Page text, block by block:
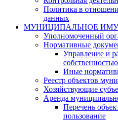
Политика в
данных
МУНИЦИПАЛЬНОЕ
Уполномоченный
Нормативные
Управление и
собственностью
Иные
Реестр объектов
Хозяйствующие
Аренда
Перечень
пользование